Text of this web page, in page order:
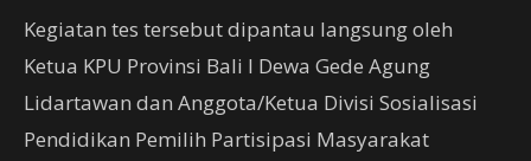
Kegiatan tes tersebut dipantau langsung oleh
Ketua KPU Provinsi Bali I Dewa Gede Agung
Lidartawan dan Anggota/Ketua Divisi Sosialisasi
Pendidikan Pemilih Partisipasi Masyarakat